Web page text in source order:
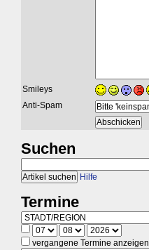
Smileys
Anti-Spam
Suchen
Hilfe
Termine
vergangene Termine anzeigen